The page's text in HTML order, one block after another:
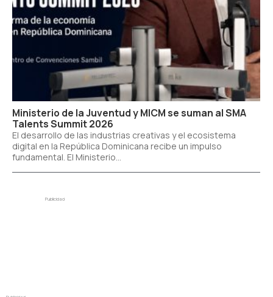
Ministerio de la Juventud y MICM se suman al SMA
Talents Summit 2026
El desarrollo de las industrias creativas y el ecosistema
digital en la República Dominicana recibe un impulso
fundamental. El Ministerio...
Publicidad